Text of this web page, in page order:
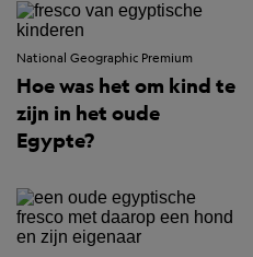
National Geographic Premium
Hoe was het om kind te
zijn in het oude
Egypte?